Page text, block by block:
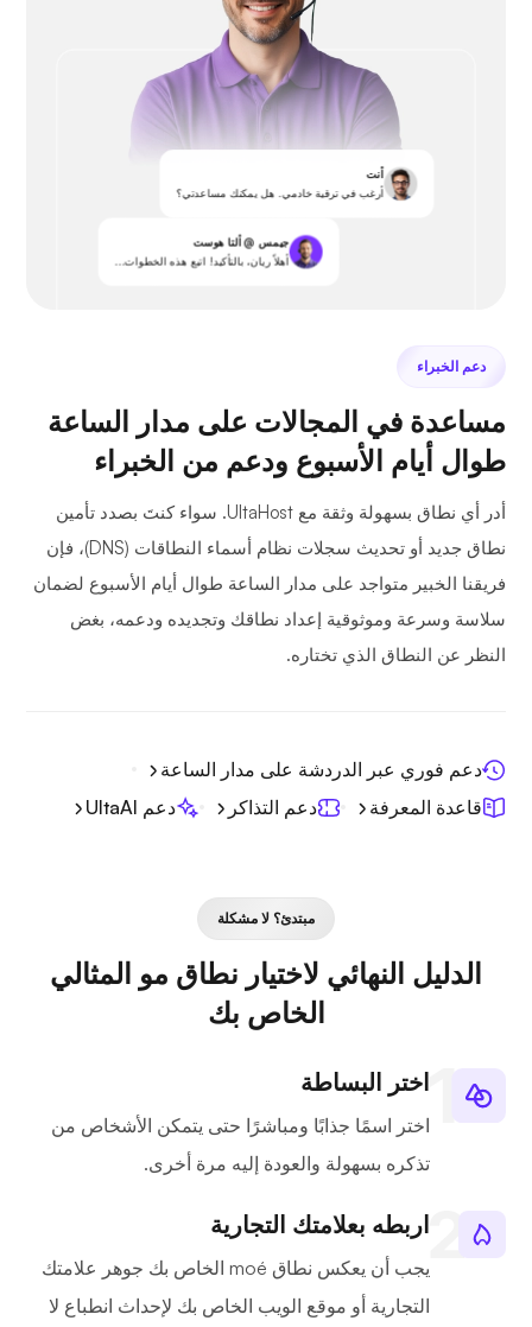
أنت
أرغب في ترقية خادمي. هل يمكنك مساعدتي؟
جيمس @ ألتا هوست
أهلاً ريان، بالتأكيد! اتبع هذه الخطوات...
دعم الخبراء
مساعدة في المجالات على مدار الساعة
طوال أيام الأسبوع ودعم من الخبراء
أدر أي نطاق بسهولة وثقة مع UltaHost. سواء كنتَ بصدد تأمين
نطاق جديد أو تحديث سجلات نظام أسماء النطاقات (DNS)، فإن
فريقنا الخبير متواجد على مدار الساعة طوال أيام الأسبوع لضمان
سلاسة وسرعة وموثوقية إعداد نطاقك وتجديده ودعمه، بغض
النظر عن النطاق الذي تختاره.
دعم فوري عبر الدردشة على مدار الساعة
قاعدة المعرفة
دعم التذاكر دعم UltaAI
مبتدئ؟ لا مشكلة
الدليل النهائي لاختيار نطاق مو المثالي
الخاص بك
اختر البساطة
اختر اسمًا جذابًا ومباشرًا حتى يتمكن الأشخاص من
تذكره بسهولة والعودة إليه مرة أخرى.
اربطه بعلامتك التجارية
يجب أن يعكس نطاق moé الخاص بك جوهر علامتك
التجارية أو موقع الويب الخاص بك لإحداث انطباع لا